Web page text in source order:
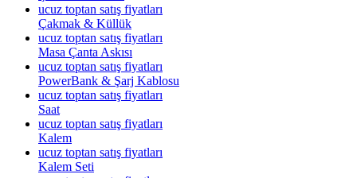
ucuz toptan satış fiyatları
Çakmak & Küllük
ucuz toptan satış fiyatları
Masa Çanta Askısı
ucuz toptan satış fiyatları
PowerBank & Şarj Kablosu
ucuz toptan satış fiyatları
Saat
ucuz toptan satış fiyatları
Kalem
ucuz toptan satış fiyatları
Kalem Seti